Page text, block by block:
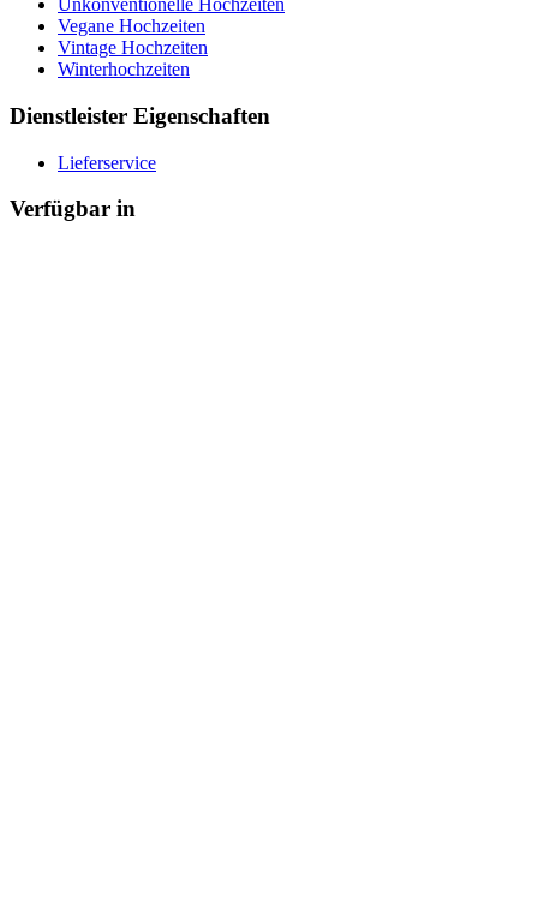
Unkonventionelle Hochzeiten
Vegane Hochzeiten
Vintage Hochzeiten
Winterhochzeiten
Dienstleister Eigenschaften
Lieferservice
Verfügbar in